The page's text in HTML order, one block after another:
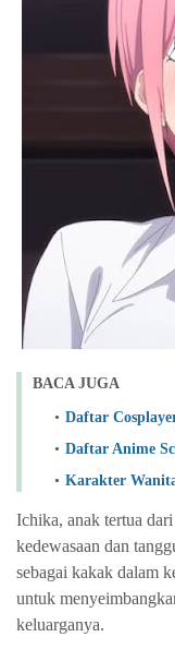
BACA JUGA
Daftar
Daftar Anime
Karakter
Ichika, anak tertua
kedewasaan dan
sebagai kakak dalam
untuk
keluarganya.